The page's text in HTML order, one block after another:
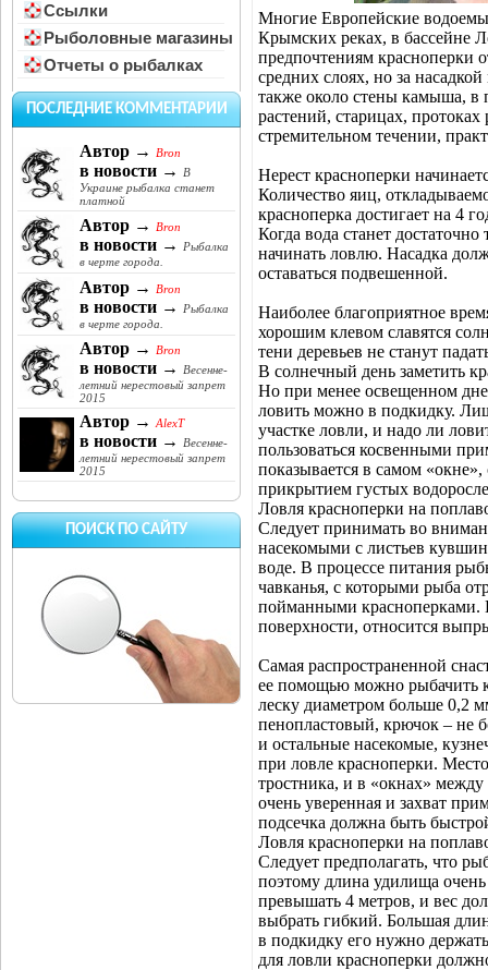
Ссылки
Рыболовные магазины
Отчеты о рыбалках
ПОСЛЕДНИЕ КОММЕНТАРИИ
Автор → Bron
в новости →
В
Украине рыбалка станет
платной
Автор → Bron
в новости →
Рыбалка
в черте города.
Автор → Bron
в новости →
Рыбалка
в черте города.
Автор → Bron
в новости →
Весенне-
летний нерестовый запрет
2015
Автор → AlexT
в новости →
Весенне-
летний нерестовый запрет
2015
ПОИСК ПО САЙТУ
Многие Европейские водоемы
Крымских реках, в бассейне
предпочтениям красноперки
средних слоях, но за
также около стены камыша,
растений, старицах,
стремительном течении,
Нерест красноперки
Количество яиц,
красноперка достигает на 4
Когда вода станет
начинать ловлю. Насадка
оставаться подвешенной.
Наиболее благоприятное
хорошим клевом славятся
тени деревьев не станут
В солнечный день заметить
Но при менее освещенном
ловить можно в подкидку.
участке ловли, и надо ли
пользоваться косвенными
показывается в самом
прикрытием густых
Ловля красноперки на
Следует принимать во
насекомыми с листьев
воде. В процессе питания
чавканья, с которыми рыба
пойманными красноперками.
поверхности, относится
Самая распространенной
ее помощью можно рыбачить
леску диаметром больше 0,2
пенопластовый, крючок – не
и остальные насекомые,
при ловле красноперки.
тростника, и в «окнах» между
очень уверенная и захват
подсечка должна быть
Ловля красноперки на
Следует предполагать, что
поэтому длина удилища
превышать 4 метров, и вес
выбрать гибкий. Большая
в подкидку его нужно
для ловли красноперки